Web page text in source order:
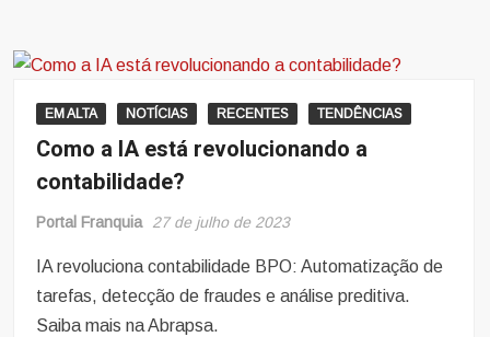
EM ALTA NOTÍCIAS RECENTES TENDÊNCIAS
Como a IA está revolucionando a
contabilidade?
Portal Franquia 27 de julho de 2023
IA revoluciona contabilidade BPO: Automatização de
tarefas, detecção de fraudes e análise preditiva.
Saiba mais na Abrapsa.